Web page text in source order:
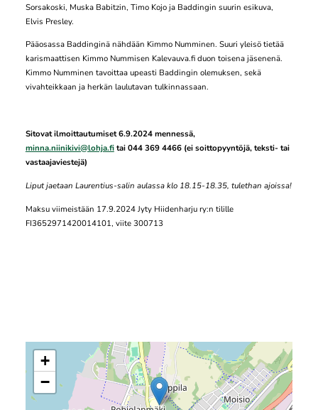
Sorsakoski, Muska Babitzin, Timo Kojo ja Baddingin suurin esikuva,
Elvis Presley.
Pääosassa Baddinginä nähdään Kimmo Numminen. Suuri yleisö tietää
karismaattisen Kimmo Nummisen Kalevauva.fi duon toisena jäsenenä.
Kimmo Numminen tavoittaa upeasti Baddingin olemuksen, sekä
vivahteikkaan ja herkän laulutavan tulkinnassaan.
Sitovat ilmoittautumiset 6.9.2024 mennessä,
minna.niinikivi@lohja.fitai 044 369 4466 (ei soittopyyntöjä, teksti- tai
vastaajaviestejä)
Liput jaetaan Laurentius-salin aulassa klo 18.15-18.35, tulethan ajoissa!
Maksu viimeistään 17.9.2024 Jyty Hiidenharju ry:n tilille
FI3652971420014101, viite 300713
+
−